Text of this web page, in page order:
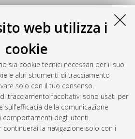
web utilizza i
cookie
sia cookie tecnici necessari per il suo
e altri strumenti di tracciamento
solo con il tuo consenso.
tracciamento facoltativi sono usati per
sull'efficacia della comunicazione
comportamenti degli utenti.
la navigazione solo con i
Etica della ragione poetica: rinascita
filosofico in Maria Zambrano
Mater Studiorum Università di
inFilosofia (estetica ed etica),
generata il Thu Aug 6 20:44:42 2026